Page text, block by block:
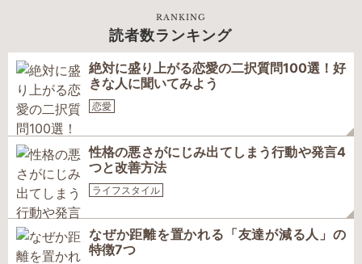
RANKING
読者数ランキング
絶対に盛り上がる恋愛の二択質問100選！好
きな人に聞いてみよう
恋愛
性格の悪さがにじみ出てしまう行動や発言4
つと改善方法
ライフスタイル
なぜか距離を置かれる「友達が減る人」の
特徴7つ